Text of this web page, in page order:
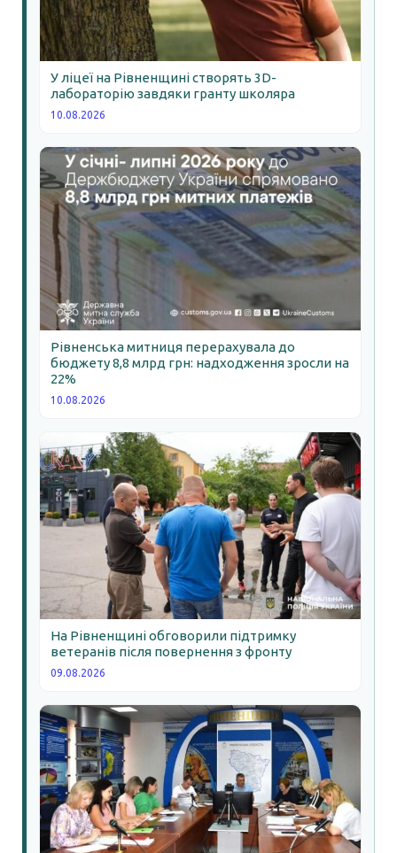
У ліцеї на Рівненщині створять 3D-
лабораторію завдяки гранту школяра
10.08.2026
Рівненська митниця перерахувала до
бюджету 8,8 млрд грн: надходження зросли на
22%
10.08.2026
На Рівненщині обговорили підтримку
ветеранів після повернення з фронту
09.08.2026